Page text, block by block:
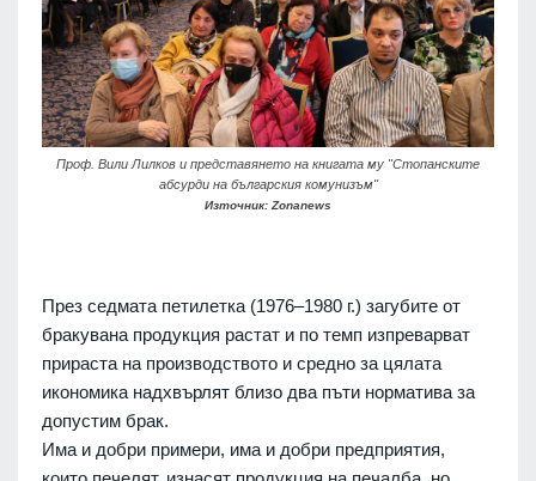
Проф. Вили Лилков и представянето на книгата му "Стопанските
абсурди на българския комунизъм"
Източник: Zonanews
През седмата петилетка (1976–1980 г.) загубите от
бракувана продукция растат и по темп изпреварват
прираста на производството и средно за цялата
икономика надхвърлят близо два пъти норматива за
допустим брак.
Има и добри примери, има и добри предприятия,